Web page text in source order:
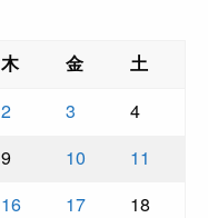
木 金
土
2 3
4
9 10
11
16 17
18